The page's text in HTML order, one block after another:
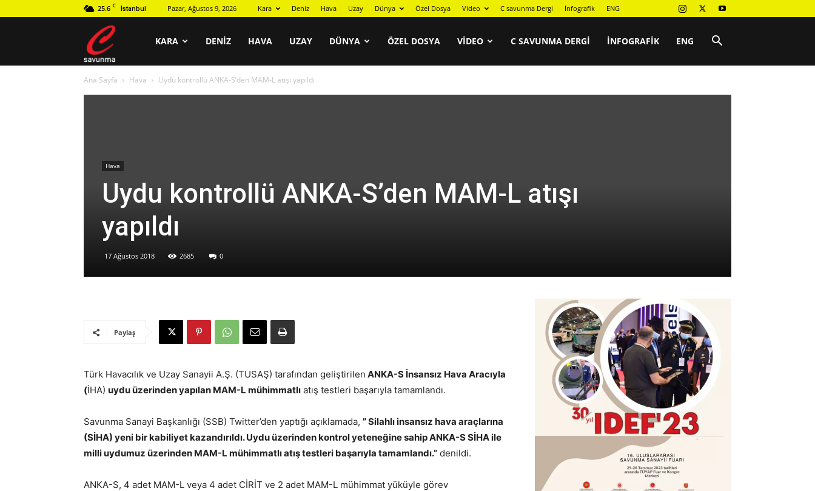
25.6 C İstanbul Pazar, Ağustos 9, 2026 Kara Deniz Hava Uzay Dünya Özel Dosya Video C savunma Dergi İnfografik ENG
KARA DENIZ HAVA UZAY DÜNYA ÖZEL DOSYA VIDEO C SAVUNMA DERGI İNFOGRAFIK ENG
Ana Sayfa Hava Uydu kontrollü ANKA-S’den MAM-L atışı yapıldı
Hava
Uydu kontrollü ANKA-S’den MAM-L atışı
yapıldı
17 Ağustos 2018 2685 0
Paylaş
Türk Havacılık ve Uzay Sanayii A.Ş. (TUSAŞ) tarafından geliştirilen ANKA-S İnsansız Hava Aracıyla
(İHA) uydu üzerinden yapılan MAM-L mühimmatlı atış testleri başarıyla tamamlandı.
Savunma Sanayi Başkanlığı (SSB) Twitter’den yaptığı açıklamada, ” Silahlı insansız hava araçlarına
(SİHA) yeni bir kabiliyet kazandırıldı. Uydu üzerinden kontrol yeteneğine sahip ANKA-S SİHA ile
milli uydumuz üzerinden MAM-L mühimmatlı atış testleri başarıyla tamamlandı.” denildi.
ANKA-S, 4 adet MAM-L veya 4 adet CİRİT ve 2 adet MAM-L mühimmat yüküyle görev